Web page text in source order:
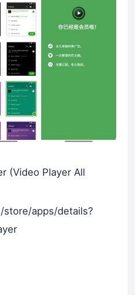
(Video Player All
apps/details?